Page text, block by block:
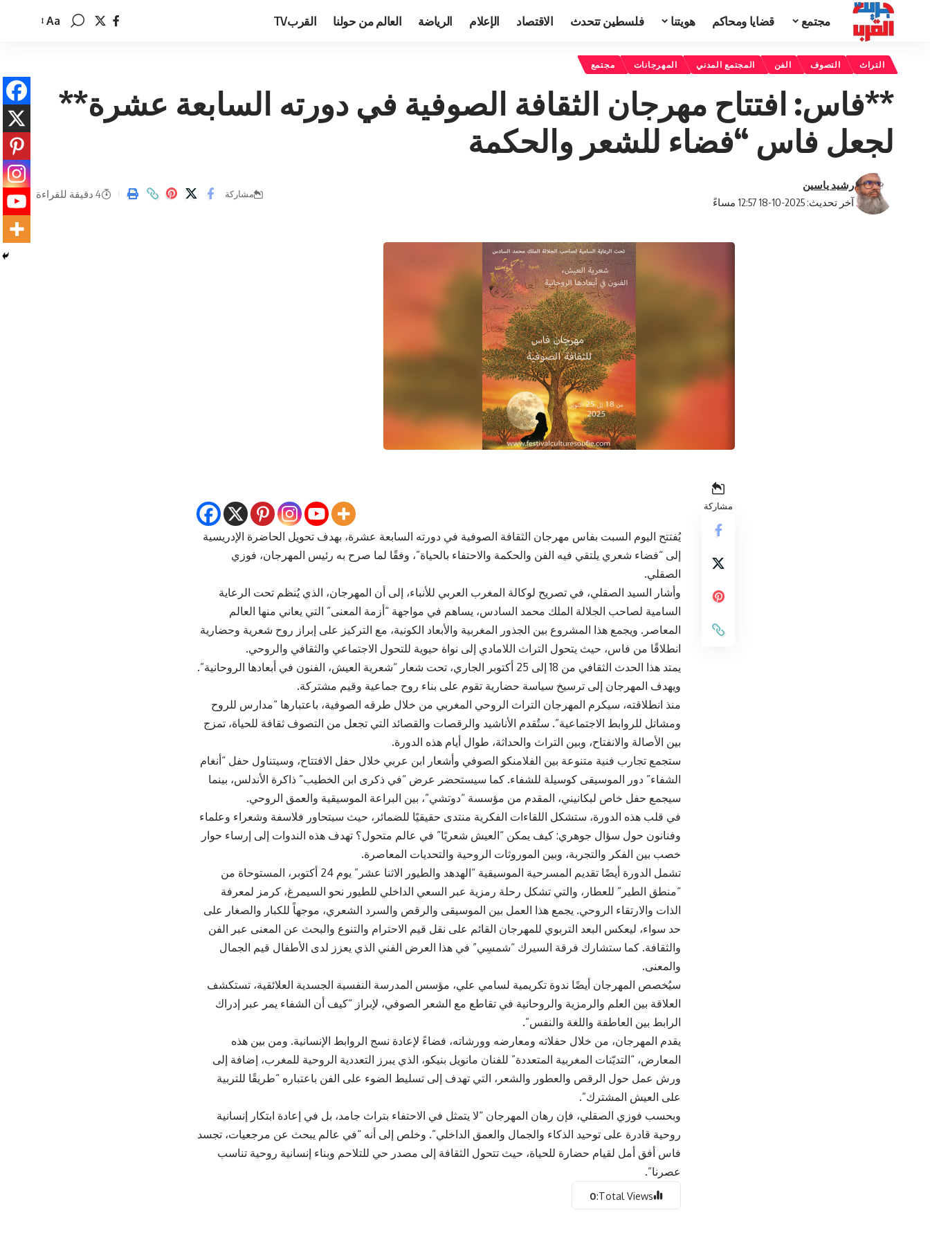
مجتمع قضايا ومحاكم هويتنا فلسطين تتحدث الاقتصاد الإعلام الرياضة العالم من حولنا القربTV
تغيير
Aa
التراث التصوف الفن المجتمع المدني المهرجانات مجتمع
**فاس: افتتاح مهرجان الثقافة الصوفية في دورته السابعة عشرة**
لجعل فاس “فضاء للشعر والحكمة
آخر تحديث: 2025-10-18 12:57 مساءً
رشيد ياسين
مشاركة 4 دقيقة للقراءة
مشاركة
يُفتتح اليوم السبت بفاس مهرجان الثقافة الصوفية في دورته السابعة عشرة، بهدف تحويل الحاضرة الإدريسية
إلى “فضاء شعري يلتقي فيه الفن والحكمة والاحتفاء بالحياة”، وفقًا لما صرح به رئيس المهرجان، فوزي
الصقلي.
وأشار السيد الصقلي، في تصريح لوكالة المغرب العربي للأنباء، إلى أن المهرجان، الذي يُنظم تحت الرعاية
السامية لصاحب الجلالة الملك محمد السادس، يساهم في مواجهة “أزمة المعنى” التي يعاني منها العالم
المعاصر. ويجمع هذا المشروع بين الجذور المغربية والأبعاد الكونية، مع التركيز على إبراز روح شعرية وحضارية
انطلاقًا من فاس، حيث يتحول التراث اللامادي إلى نواة حيوية للتحول الاجتماعي والثقافي والروحي.
يمتد هذا الحدث الثقافي من 18 إلى 25 أكتوبر الجاري، تحت شعار “شعرية العيش، الفنون في أبعادها الروحانية”.
ويهدف المهرجان إلى ترسيخ سياسة حضارية تقوم على بناء روح جماعية وقيم مشتركة.
منذ انطلاقته، سيكرم المهرجان التراث الروحي المغربي من خلال طرقه الصوفية، باعتبارها “مدارس للروح
ومشاتل للروابط الاجتماعية”. ستُقدم الأناشيد والرقصات والقصائد التي تجعل من التصوف ثقافة للحياة، تمزج
بين الأصالة والانفتاح، وبين التراث والحداثة، طوال أيام هذه الدورة.
ستجمع تجارب فنية متنوعة بين الفلامنكو الصوفي وأشعار ابن عربي خلال حفل الافتتاح، وسيتناول حفل “أنغام
الشفاء” دور الموسيقى كوسيلة للشفاء. كما سيستحضر عرض “في ذكرى ابن الخطيب” ذاكرة الأندلس، بينما
سيجمع حفل خاص لبكانيني، المقدم من مؤسسة “دوتشي”، بين البراعة الموسيقية والعمق الروحي.
في قلب هذه الدورة، ستشكل اللقاءات الفكرية منتدى حقيقيًا للضمائر، حيث سيتحاور فلاسفة وشعراء وعلماء
وفنانون حول سؤال جوهري: كيف يمكن “العيش شعريًا” في عالم متحول؟ تهدف هذه الندوات إلى إرساء حوار
خصب بين الفكر والتجربة، وبين الموروثات الروحية والتحديات المعاصرة.
تشمل الدورة أيضًا تقديم المسرحية الموسيقية “الهدهد والطيور الاثنا عشر” يوم 24 أكتوبر، المستوحاة من
“منطق الطير” للعطار، والتي تشكل رحلة رمزية عبر السعي الداخلي للطيور نحو السيمرغ، كرمز لمعرفة
الذات والارتقاء الروحي. يجمع هذا العمل بين الموسيقى والرقص والسرد الشعري، موجهاً للكبار والصغار على
حد سواء، ليعكس البعد التربوي للمهرجان القائم على نقل قيم الاحترام والتنوع والبحث عن المعنى عبر الفن
والثقافة. كما ستشارك فرقة السيرك “شمسِي” في هذا العرض الفني الذي يعزز لدى الأطفال قيم الجمال
والمعنى.
سيُخصص المهرجان أيضًا ندوة تكريمية لسامي علي، مؤسس المدرسة النفسية الجسدية العلائقية، تستكشف
العلاقة بين العلم والرمزية والروحانية في تقاطع مع الشعر الصوفي، لإبراز “كيف أن الشفاء يمر عبر إدراك
الرابط بين العاطفة واللغة والنفس”.
يقدم المهرجان، من خلال حفلاته ومعارضه وورشاته، فضاءً لإعادة نسج الروابط الإنسانية. ومن بين هذه
المعارض، “التديّنات المغربية المتعددة” للفنان مانويل بنيكو، الذي يبرز التعددية الروحية للمغرب، إضافة إلى
ورش عمل حول الرقص والعطور والشعر، التي تهدف إلى تسليط الضوء على الفن باعتباره “طريقًا للتربية
على العيش المشترك”.
وبحسب فوزي الصقلي، فإن رهان المهرجان “لا يتمثل في الاحتفاء بتراث جامد، بل في إعادة ابتكار إنسانية
روحية قادرة على توحيد الذكاء والجمال والعمق الداخلي”. وخلص إلى أنه “في عالم يبحث عن مرجعيات، تجسد
فاس أفق أمل لقيام حضارة للحياة، حيث تتحول الثقافة إلى مصدر حي للتلاحم وبناء إنسانية روحية تناسب
عصرنا”.
Total Views:
0